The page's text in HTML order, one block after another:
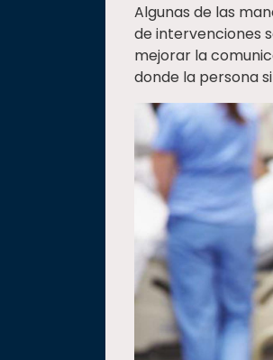
Algunas de las
de intervenciones
mejorar la
donde la persona